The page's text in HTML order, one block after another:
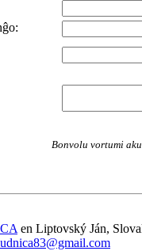
Bonvolu vortumi
en Liptovský Ján,